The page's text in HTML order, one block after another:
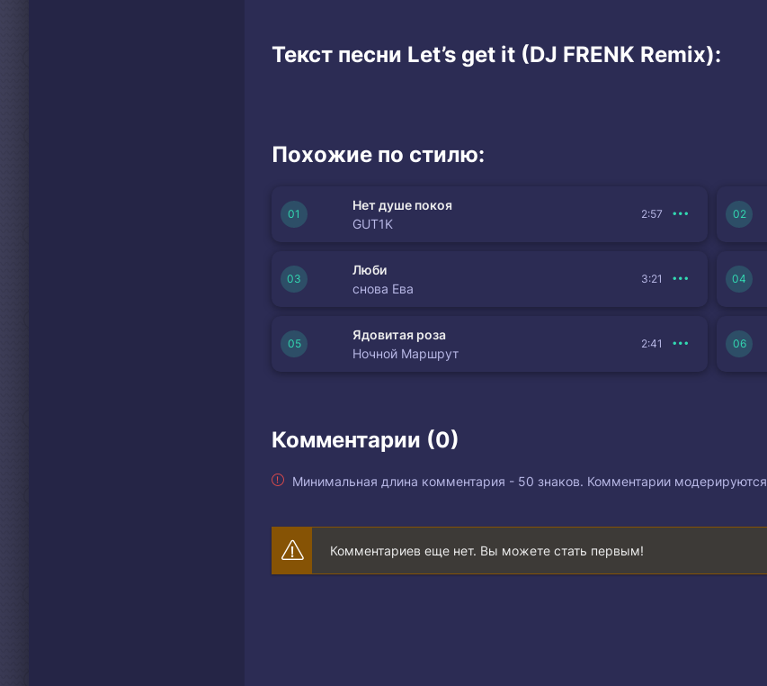
Текст песни Let’s get it (DJ FRENK Remix):
Похожие по стилю:
Нет душе покоя
GUT1K
2:57
Люби
снова Ева
3:21
Ядовитая роза
Ночной Маршрут
2:41
Комментарии (0)
Минимальная длина комментария - 50 знаков. Комментарии модерируются
Комментариев еще нет. Вы можете стать первым!